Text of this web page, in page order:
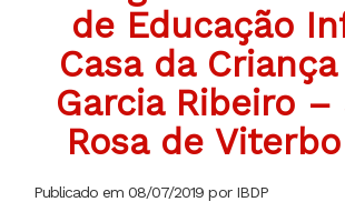
de Educação
Casa da
Garcia Ribeiro –
Rosa de
Publicado em 08/07/2019 por IBDP